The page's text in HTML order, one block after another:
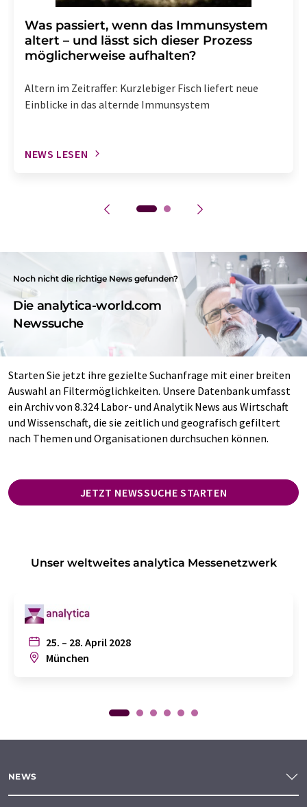
Was passiert, wenn das Immunsystem
altert – und lässt sich dieser Prozess
möglicherweise aufhalten?
Altern im Zeitraffer: Kurzlebiger Fisch liefert neue
Einblicke in das alternde Immunsystem
NEWS LESEN
Noch nicht die richtige News gefunden?
Die analytica-world.com
Newssuche
Starten Sie jetzt ihre gezielte Suchanfrage mit einer breiten
Auswahl an Filtermöglichkeiten. Unsere Datenbank umfasst
ein Archiv von 8.324 Labor- und Analytik News aus Wirtschaft
und Wissenschaft, die sie zeitlich und geografisch gefiltert
nach Themen und Organisationen durchsuchen können.
JETZT NEWSSUCHE STARTEN
Unser weltweites analytica Messenetzwerk
25. – 28. April 2028
München
NEWS